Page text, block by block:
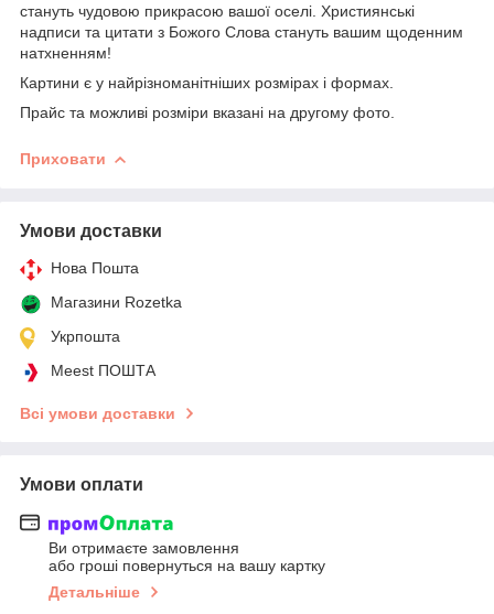
стануть чудовою прикрасою вашої оселі. Християнські
надписи та цитати з Божого Слова стануть вашим щоденним
натхненням!
Картини є у найрізноманітніших розмірах і формах.
Прайс та можливі розміри вказані на другому фото.
Приховати
Умови доставки
Нова Пошта
Магазини Rozetka
Укрпошта
Meest ПОШТА
Всі умови доставки
Умови оплати
Ви отримаєте замовлення
або гроші повернуться на вашу картку
Детальніше